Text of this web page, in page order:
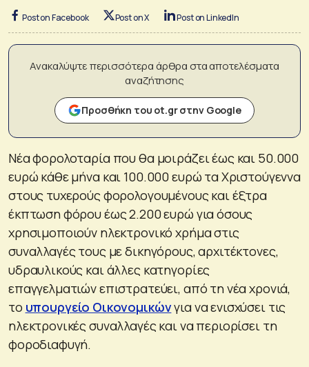
Post on Facebook Post on X Post on LinkedIn
Ανακαλύψτε περισσότερα άρθρα στα αποτελέσματα
αναζήτησης
Προσθήκη του ot.gr στην Google
Νέα φορολοταρία που θα μοιράζει έως και 50.000
ευρώ κάθε μήνα και 100.000 ευρώ τα Χριστούγεννα
στους τυχερούς φορολογουμένους και έξτρα
έκπτωση φόρου έως 2.200 ευρώ για όσους
χρησιμοποιούν ηλεκτρονικό χρήμα στις
συναλλαγές τους με δικηγόρους, αρχιτέκτονες,
υδραυλικούς και άλλες κατηγορίες
επαγγελματιών επιστρατεύει, από τη νέα χρονιά,
το υπουργείο Οικονομικώνγια να ενισχύσει τις
ηλεκτρονικές συναλλαγές και να περιορίσει τη
φοροδιαφυγή.